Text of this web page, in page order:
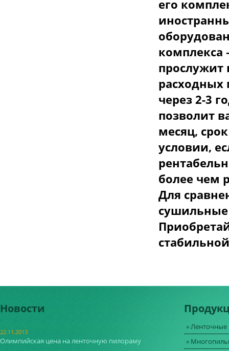
его
комплекса
прослужит
расходных
через 2-3
позволит
месяц,
условии,
более чем
Для
сушильные
Новости
22.11.2013
Олимпийская цена на ленточную пилораму
»
»